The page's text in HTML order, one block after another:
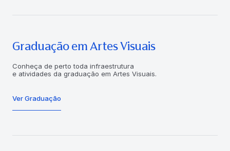
Graduação em Artes Visuais
Conheça de perto toda infraestrutura
e atividades da graduação em Artes Visuais.
Ver Graduação